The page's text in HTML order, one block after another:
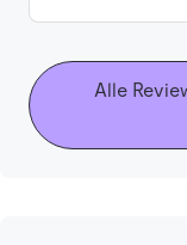
Alle